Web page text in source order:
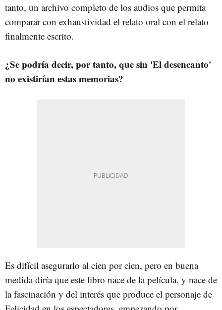
tanto, un archivo completo de los audios que permita
comparar con exhaustividad el relato oral con el relato
finalmente escrito.
¿Se podría decir, por tanto, que sin 'El desencanto'
no existirían estas memorias?
Es difícil asegurarlo al cien por cien, pero en buena
medida diría que este libro nace de la película, y nace de
la fascinación y del interés que produce el personaje de